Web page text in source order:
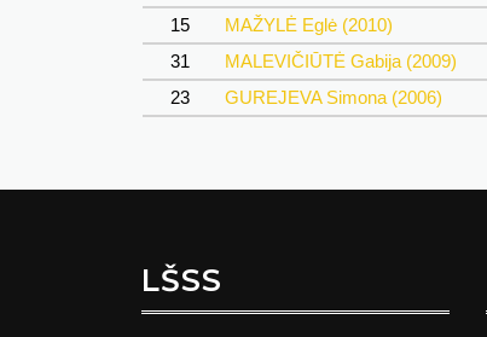
15
MAŽYLĖ Eglė (2010)
31
MALEVIČIŪTĖ Gabija (2009)
23
GUREJEVA Simona (2006)
LŠSS